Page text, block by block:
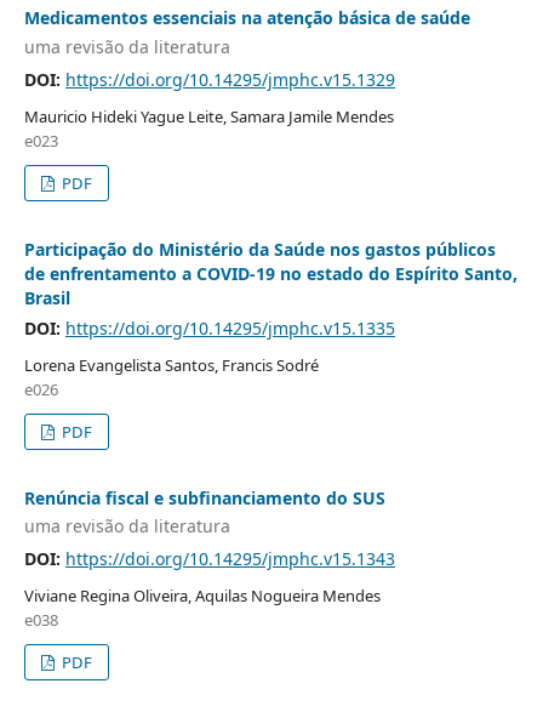
Medicamentos essenciais na atenção básica de saúde
uma revisão da literatura
DOI: https://doi.org/10.14295/jmphc.v15.1329
Mauricio Hideki Yague Leite, Samara Jamile Mendes
e023
PDF
Participação do Ministério da Saúde nos gastos públicos
de enfrentamento a COVID-19 no estado do Espírito Santo,
Brasil
DOI: https://doi.org/10.14295/jmphc.v15.1335
Lorena Evangelista Santos, Francis Sodré
e026
PDF
Renúncia fiscal e subfinanciamento do SUS
uma revisão da literatura
DOI: https://doi.org/10.14295/jmphc.v15.1343
Viviane Regina Oliveira, Aquilas Nogueira Mendes
e038
PDF